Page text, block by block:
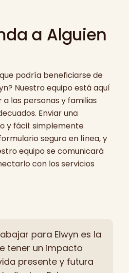
y coordinación
diaria y rutinas
de cada niño es
en sus fortalezas
transición segura y
menos restrictivo,
servicios comunitarios.
a Alguien
podría beneficiarse de
Nuestro equipo está aquí
las personas y familias
Enviar una
y fácil: simplemente
seguro en línea, y
equipo se comunicará
con los servicios
para Elwyn es la
tener un impacto
presente y futura